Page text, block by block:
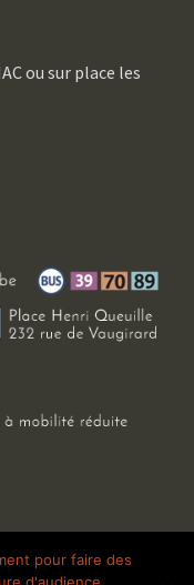
ou sur place les
| Mentions légales
pour faire des